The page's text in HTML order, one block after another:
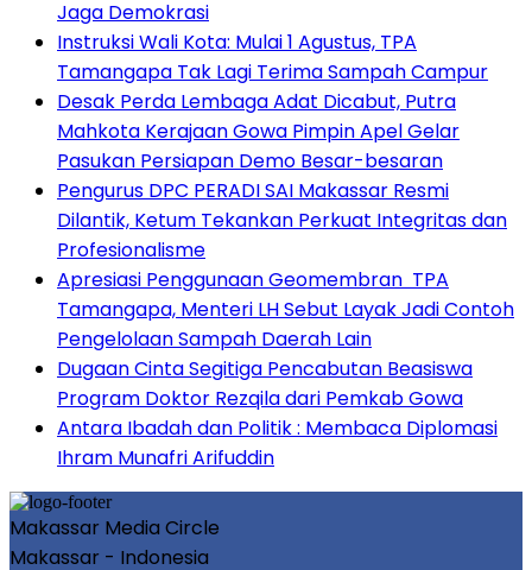
Jaga Demokrasi
Instruksi Wali Kota: Mulai 1 Agustus, TPA
Tamangapa Tak Lagi Terima Sampah Campur
Desak Perda Lembaga Adat Dicabut, Putra
Mahkota Kerajaan Gowa Pimpin Apel Gelar
Pasukan Persiapan Demo Besar-besaran
Pengurus DPC PERADI SAI Makassar Resmi
Dilantik, Ketum Tekankan Perkuat Integritas dan
Profesionalisme
Apresiasi Penggunaan Geomembran TPA
Tamangapa, Menteri LH Sebut Layak Jadi Contoh
Pengelolaan Sampah Daerah Lain
Dugaan Cinta Segitiga Pencabutan Beasiswa
Program Doktor Rezqila dari Pemkab Gowa
Antara Ibadah dan Politik : Membaca Diplomasi
Ihram Munafri Arifuddin
Makassar Media Circle
Makassar - Indonesia